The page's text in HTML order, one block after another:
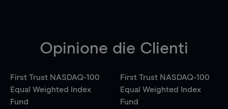
Opinione die Clienti
First Trust NASDAQ-100
Equal Weighted Index
Fund
First Trust NASDAQ-100
Equal Weighted Index
Fund